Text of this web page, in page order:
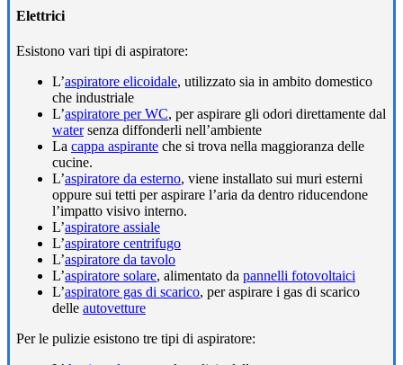
Elettrici
Esistono vari tipi di aspiratore:
L’aspiratore elicoidale, utilizzato sia in ambito domestico
che industriale
L’aspiratore per WC, per aspirare gli odori direttamente dal
watersenza diffonderli nell’ambiente
La cappa aspirante che si trova nella maggioranza delle
cucine.
L’aspiratore da esterno, viene installato sui muri esterni
oppure sui tetti per aspirare l’aria da dentro riducendone
l’impatto visivo interno.
L’aspiratore assiale
L’aspiratore centrifugo
L’aspiratore da tavolo
L’aspiratore solare, alimentato da pannelli fotovoltaici
L’aspiratore gas di scarico, per aspirare i gas di scarico
delle autovetture
Per le pulizie esistono tre tipi di aspiratore: